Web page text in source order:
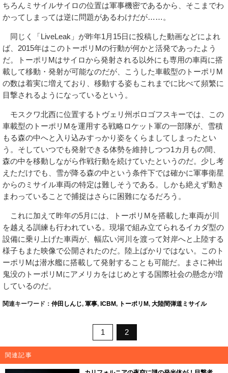
ちろんミサイルサイロの位置は軍事機密であるから、そこまでわ
かってしまっては逆に問題があるわけだが……。
同じく「LiveLeak」が昨年1月15日に投稿した動画などによれ
ば、2015年はこのトーポリMの行動が何かと活発であったよう
だ。トーポリMはサイロから発射される以外にも専用の車両に搭
載して移動・発射が可能なのだが、こうした車載型のトーポリM
の数は着実に増えており、移動する姿もこれまでに比べて頻繁に
目撃されるようになっているという。
モスクワ北西に位置するトヴェリ州ボロゴフスキーでは、この
車載型のトーポリMを運用する戦略ロケット軍の一部隊が、雪積
もる森の中へと入り込みすっかり姿をくらましてしまったとい
う。そしていつでも発射できる体勢を維持しつつ1カ月もの間、
森の中を移動しながら作戦行動を続けていたというのだ。少し考
えただけでも、雪が降る森の中という条件下では確かに軍事衛星
からのミサイル車両の特定は難しそうである。しかも絶えず動き
まわっていることで捕捉はさらに困難になるだろう。
これに加えて昨年の5月には、トーポリMを搭載した車両が川
を越える訓練も行われている。現場で組み立てられるイカダ型の
設備に乗り上げた車両が、幅広い河川を渡って対岸へと上陸する
様子もまた映像で公開されたのだ。陸上ばかりではない。このト
ーポリMは潜水艦に搭載して発射することも可能だ。まさに神出
鬼没のトーポリMにアメリカをはじめとする国際社会の懸念が増
しているのだ。
関連キーワード： 仲田しんじ, 軍事, ICBM, トーポリM, 大陸間弾道ミサイル
1 2
関連記事